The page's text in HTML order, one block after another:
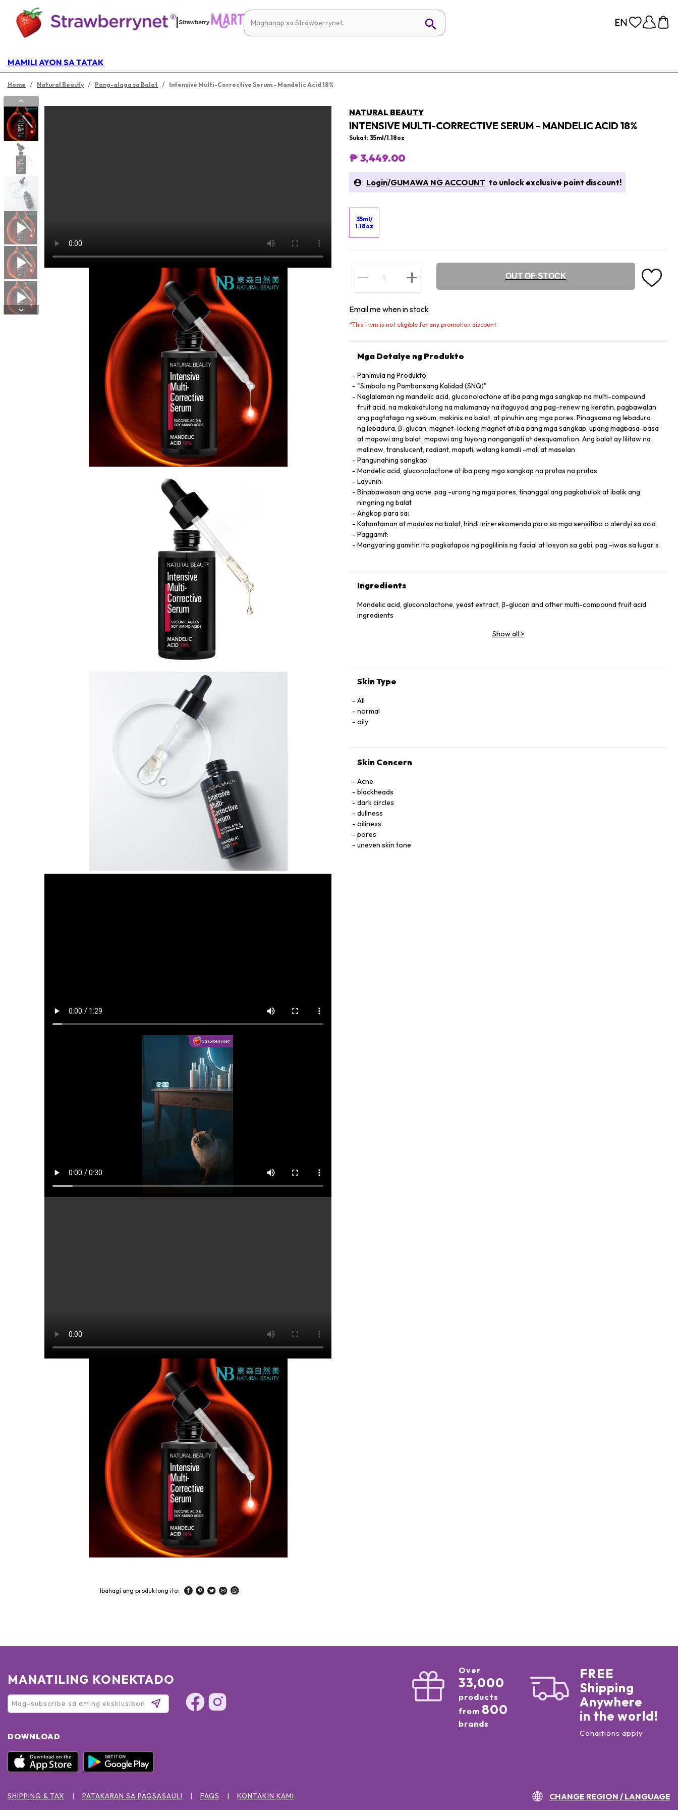
|
MAMILI AYON SA TATAK
Home / Natural Beauty / Pang-alaga sa Balat / Intensive Multi-Corrective Serum - Mandelic Acid 18%
Ibahagi ang produktong ito:
NATURAL BEAUTY
INTENSIVE MULTI-CORRECTIVE SERUM - MANDELIC ACID 18%
Sukat: 35ml/1.18oz
₱ 3,449.00
Login/GUMAWA NG ACCOUNT to unlock exclusive point discount!
35ml/
1.18oz
OUT OF STOCK
Email me when in stock
*This item is not eligible for any promotion discount.
Mga Detalye ng Produkto
Panimula ng Produkto:
"Simbolo ng Pambansang Kalidad (SNQ)"
Naglalaman ng mandelic acid, gluconolactone at iba pang mga sangkap na multi-compound
fruit acid, na makakatulong na malumanay na itaguyod ang pag-renew ng keratin, pagbawalan
ang pagtatago ng sebum, makinis na balat, at pinuhin ang mga pores. Pinagsama ng lebadura
ng lebadura, β-glucan, magnet-locking magnet at iba pang mga sangkap, upang magbasa-basa
at mapawi ang balat, mapawi ang tuyong nangangati at desquamation. Ang balat ay lilitaw na
malinaw, translucent, radiant, maputi, walang kamali -mali at maselan
Pangunahing sangkap:
Mandelic acid, gluconolactone at iba pang mga sangkap na prutas na prutas
Layunin:
Binabawasan ang acne, pag -urong ng mga pores, tinanggal ang pagkabulok at ibalik ang
ningning ng balat
Angkop para sa:
Katamtaman at madulas na balat, hindi inirerekomenda para sa mga sensitibo o alerdyi sa acid
Paggamit:
Mangyaring gamitin ito pagkatapos ng paglilinis ng facial at losyon sa gabi, pag -iwas sa lugar s
Ingredients
Mandelic acid, gluconolactone, yeast extract, β-glucan and other multi-compound fruit acid
ingredients
Show all >
Skin Type
All
normal
oily
Skin Concern
Acne
blackheads
dark circles
dullness
oiliness
pores
uneven skin tone
MANATILING KONEKTADO
DOWNLOAD
Over
33,000
products
from 800
brands
FREE
Shipping
Anywhere
in the world!
Conditions apply
SHIPPING & TAX PATAKARAN SA PAGSASAULI FAQS KONTAKIN KAMI CHANGE REGION / LANGUAGE